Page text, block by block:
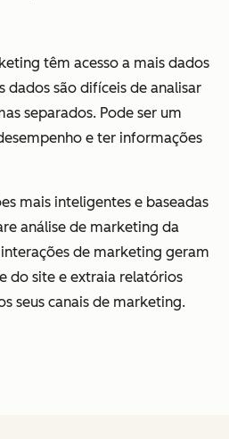
têm acesso a mais dados
dados são difíceis de analisar
separados. Pode ser um
e ter informações
mais inteligentes e baseadas
análise de marketing da
de marketing geram
do site e extraia relatórios
seus canais de marketing.